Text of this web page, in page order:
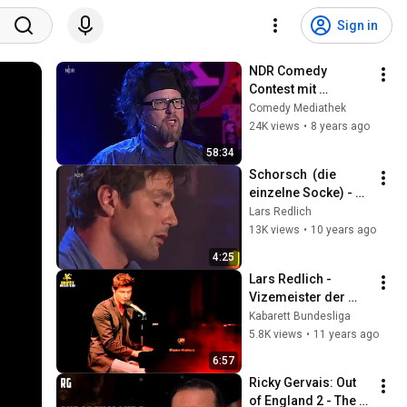
Sign in
58:34
NDR Comedy
Contest mit
Mundstuhl
Comedy Mediathek
24K views • 8 years ago
4:25
Schorsch  (die
einzelne Socke) -
Lars Redlich
Lars Redlich
13K views • 10 years ago
6:57
Lars Redlich -
Vizemeister der
Kabarettbundesliga
2014/2015
Kabarett Bundesliga
5.8K views • 11 years ago
Ricky Gervais: Out
of England 2 - The